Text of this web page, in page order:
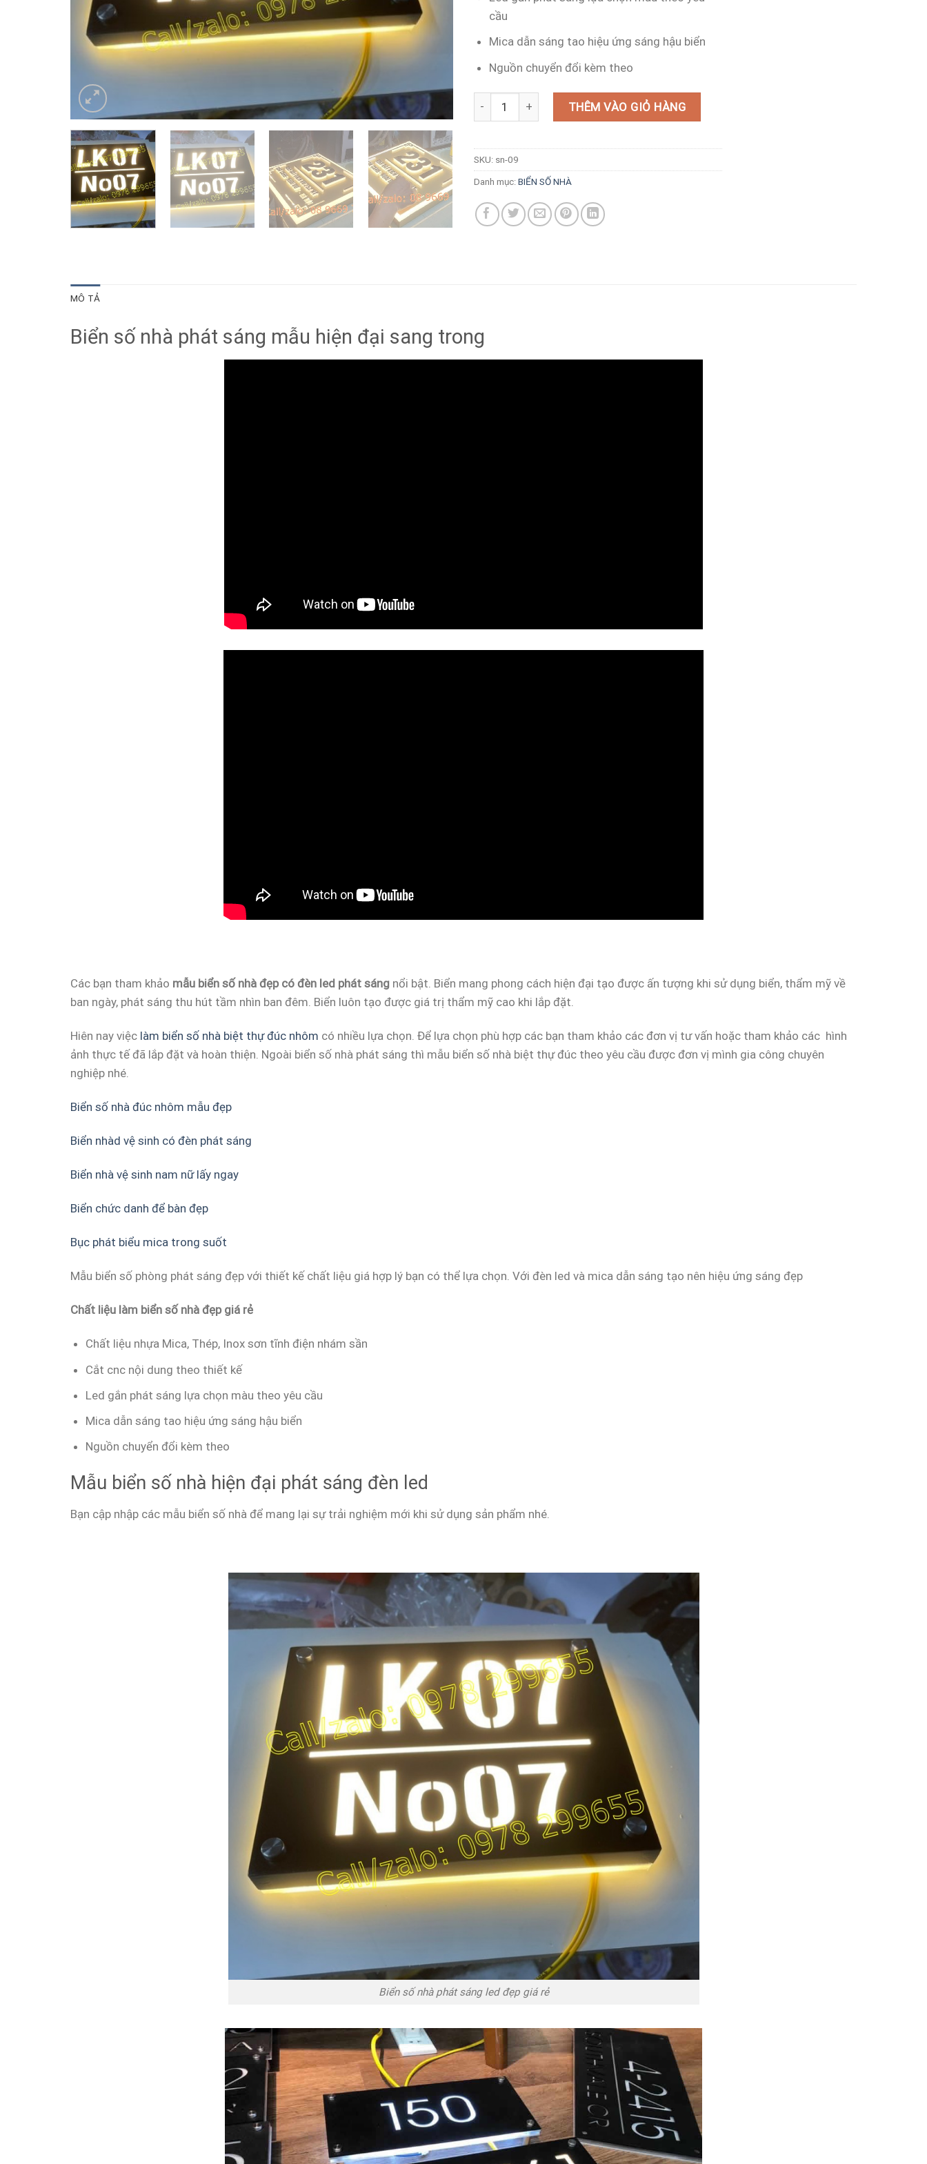
cầu
Mica dẫn sáng tao hiệu ứng sáng hậu biển
Nguồn chuyển đổi kèm theo
Biển số nhà phát sáng hiện đại số lượng
THÊM VÀO GIỎ HÀNG
SKU: sn-09
Danh mục:BIỂN SỐ NHÀ
MÔ TẢ
Biển số nhà phát sáng mẫu hiện đại sang trong
Các bạn tham khảo mẫu biển số nhà đẹp có đèn led phát sáng nổi bật. Biển mang phong cách hiện đại tạo được ấn tượng khi sử dụng biển, thẩm mỹ về
ban ngày, phát sáng thu hút tầm nhìn ban đêm. Biển luôn tạo được giá trị thẩm mỹ cao khi lắp đặt.
Hiên nay việc làm biển số nhà biệt thự đúc nhôm có nhiều lựa chọn. Để lựa chọn phù hợp các bạn tham khảo các đơn vị tư vấn hoặc tham khảo các hình
ảnh thực tế đã lắp đặt và hoàn thiện. Ngoài biển số nhà phát sáng thì mẫu biển số nhà biệt thự đúc theo yêu cầu được đơn vị mình gia công chuyên
nghiệp nhé.
Biển số nhà đúc nhôm mẫu đẹp
Biển nhàd vệ sinh có đèn phát sáng
Biển nhà vệ sinh nam nữ lấy ngay
Biển chức danh để bàn đẹp
Bục phát biểu mica trong suốt
Mẫu biển số phòng phát sáng đẹp với thiết kế chất liệu giá hợp lý bạn có thể lựa chọn. Với đèn led và mica dẫn sáng tạo nên hiệu ứng sáng đẹp
Chất liệu làm biển số nhà đẹp giá rẻ
Chất liệu nhựa Mica, Thép, Inox sơn tĩnh điện nhám sần
Cắt cnc nội dung theo thiết kế
Led gắn phát sáng lựa chọn màu theo yêu cầu
Mica dẫn sáng tao hiệu ứng sáng hậu biển
Nguồn chuyển đổi kèm theo
Mẫu biển số nhà hiện đại phát sáng đèn led
Bạn cập nhập các mẫu biển số nhà để mang lại sự trải nghiệm mới khi sử dụng sản phẩm nhé.
Biển số nhà phát sáng led đẹp giá rẻ